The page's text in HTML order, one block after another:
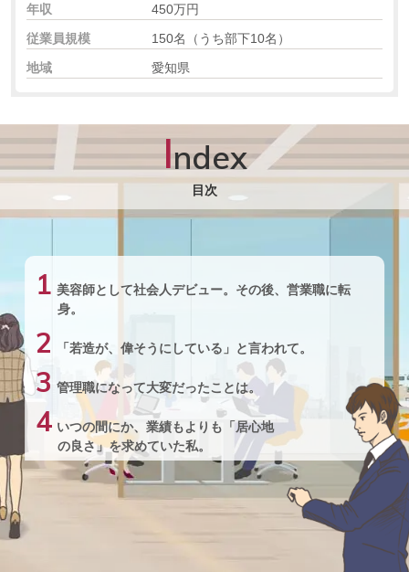
年収
450万円
従業員規模
150名（うち部下10名）
地域
愛知県
Index
目次
1 美容師として社会人デビュー。その後、営業職に転
身。
2 「若造が、偉そうにしている」と言われて。
3 管理職になって大変だったことは。
4 いつの間にか、業績もよりも「居心地
の良さ」を求めていた私。
まとめ